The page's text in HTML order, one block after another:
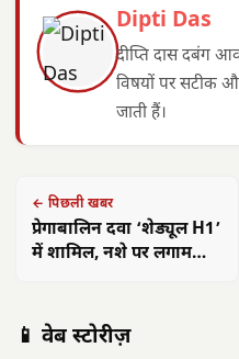
Dipti Das
दीप्ति दास दबंग
विषयों पर सटीक
जाती हैं।
← पिछली खबर
प्रेगाबालिन दवा ‘शेड्यूल H1’
में शामिल, नशे पर लगाम
📱 वेब स्टोरीज़